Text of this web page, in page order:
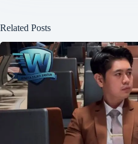
Related Posts